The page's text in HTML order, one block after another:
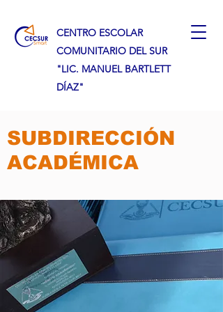
CENTRO ESCOLAR
COMUNITARIO DEL SUR
"LIC. MANUEL BARTLETT
DÍAZ"
SUBDIRECCIÓN
ACADÉMICA